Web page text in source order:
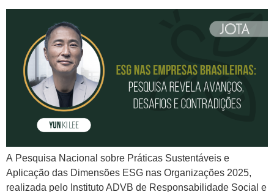
A Pesquisa Nacional sobre Práticas Sustentáveis e
Aplicação das Dimensões ESG nas Organizações 2025,
realizada pelo Instituto ADVB de Responsabilidade Social e